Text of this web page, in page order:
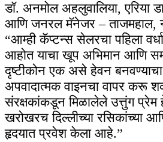
डॉ. अनमोल अहलुवालिया, एरिया
आणि जनरल मॅनेजर – ताजमहाल,
“आम्ही कॅप्टन्स सेलरचा पहिला
आहोत याचा खूप अभिमान आणि
दृष्टीकोन एक असे हेवन
अपवादात्मक वाइनचा वापर करू
संरक्षकांकडून मिळालेले उत्तुंग प्रेम
खरोखरच दिल्लीच्या रसिकांच्या
हृदयात प्रवेश केला आहे.”